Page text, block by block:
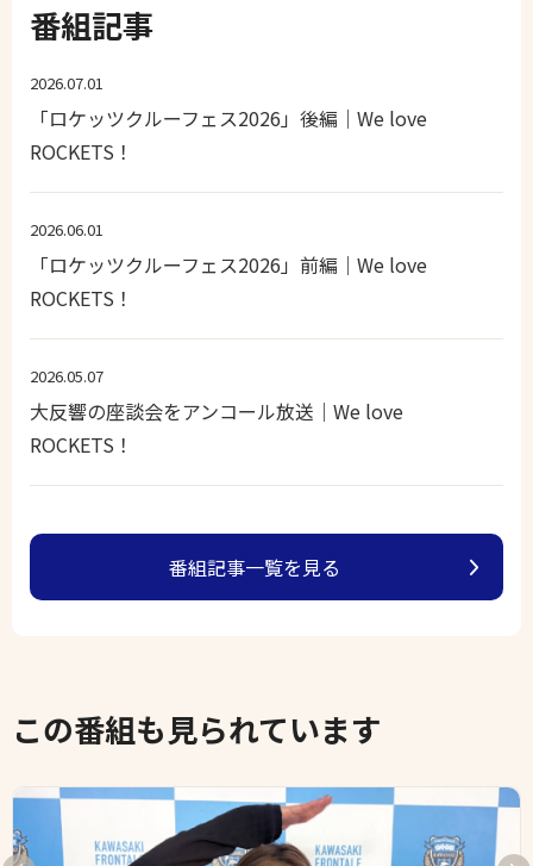
番組記事
2026.07.01
「ロケッツクルーフェス2026」後編｜We love
ROCKETS！
2026.06.01
「ロケッツクルーフェス2026」前編｜We love
ROCKETS！
2026.05.07
大反響の座談会をアンコール放送｜We love
ROCKETS！
番組記事一覧を見る
この番組も見られています